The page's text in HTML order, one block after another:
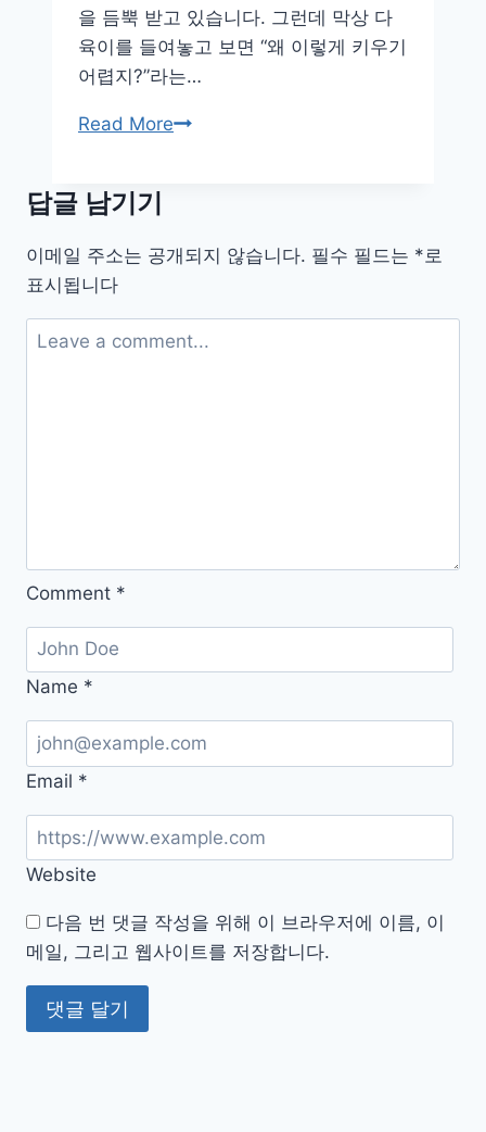
을 듬뿍 받고 있습니다. 그런데 막상 다
육이를 들여놓고 보면 “왜 이렇게 키우기
어렵지?”라는…
Read More햇
주
리
답글 남기기
이메일 주소는 공개되지 않습니다. 필수 필드는 *로
표시됩니다
Comment *
Name *
Email *
Website
다음 번 댓글 작성을 위해 이 브라우저에 이름, 이
메일, 그리고 웹사이트를 저장합니다.